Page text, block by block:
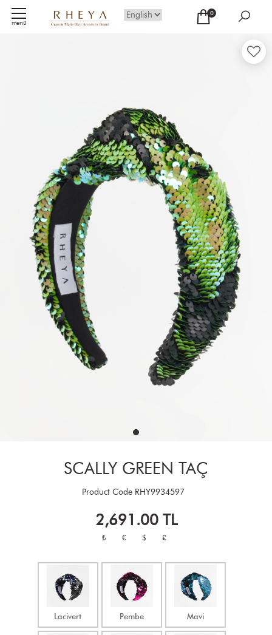
menü
0
SCALLY GREEN TAÇ
Product Code RHY9934597
2,691.00TL
₺ € $ £
Lacivert Pembe Mavi